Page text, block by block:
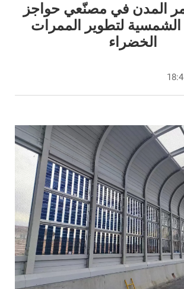
المدن في مصنّعي حواجز
لتطوير الممرات
الخضراء